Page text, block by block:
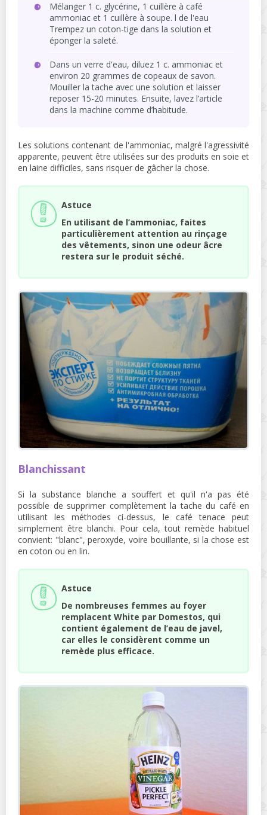
Mélanger 1 c. glycérine, 1 cuillère à café
ammoniac et 1 cuillère à soupe. l de l'eau
Trempez un coton-tige dans la solution et
éponger la saleté.
Dans un verre d'eau, diluez 1 c. ammoniac et
environ 20 grammes de copeaux de savon.
Mouiller la tache avec une solution et laisser
reposer 15-20 minutes. Ensuite, lavez l’article
dans la machine comme d’habitude.
Les solutions contenant de l'ammoniac, malgré l'agressivité
apparente, peuvent être utilisées sur des produits en soie et
en laine difficiles, sans risquer de gâcher la chose.
Astuce
En utilisant de l’ammoniac, faites
particulièrement attention au rinçage
des vêtements, sinon une odeur âcre
restera sur le produit séché.
Blanchissant
Si la substance blanche a souffert et qu'il n'a pas été
possible de supprimer complètement la tache du café en
utilisant les méthodes ci-dessus, le café tenace peut
simplement être blanchi. Pour cela, tout remède habituel
convient: "blanc", peroxyde, voire bouillante, si la chose est
en coton ou en lin.
Astuce
De nombreuses femmes au foyer
remplacent White par Domestos, qui
contient également de l’eau de javel,
car elles le considèrent comme un
remède plus efficace.